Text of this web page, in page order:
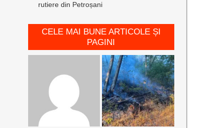
rutiere din Petroșani
CELE MAI BUNE ARTICOLE ȘI
PAGINI